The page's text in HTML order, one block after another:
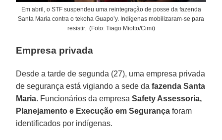
Em abril, o STF suspendeu uma reintegração de posse da fazenda
Santa Maria contra o tekoha Guapo’y. Indígenas mobilizaram-se para
resistir. (Foto: Tiago Miotto/Cimi)
Empresa privada
Desde a tarde de segunda (27), uma empresa privada
de segurança está vigiando a sede dafazenda Santa
Maria. Funcionários da empresaSafety Assessoria,
Planejamento e Execução em Segurança foram
identificados por indígenas.